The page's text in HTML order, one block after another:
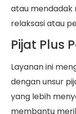
atau mendadak
relaksasi atau
Pijat Plus
Layanan ini
dengan unsur
yang lebih
membantu